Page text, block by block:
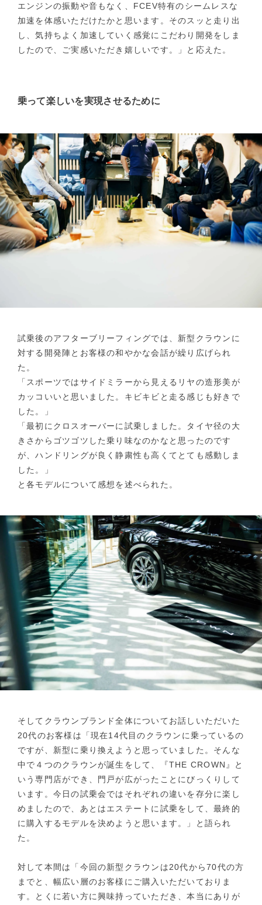
エンジンの振動や音もなく、FCEV特有のシームレスな
加速を体感いただけたかと思います。そのスッと走り出
し、気持ちよく加速していく感覚にこだわり開発をしま
したので、ご実感いただき嬉しいです。」と応えた。
乗って楽しいを実現させるために
試乗後のアフターブリーフィングでは、新型クラウンに
対する開発陣とお客様の和やかな会話が繰り広げられ
た。
「スポーツではサイドミラーから見えるリヤの造形美が
カッコいいと思いました。キビキビと走る感じも好きで
した。」
「最初にクロスオーバーに試乗しました。タイヤ径の大
きさからゴツゴツした乗り味なのかなと思ったのです
が、ハンドリングが良く静粛性も高くてとても感動しま
した。」
と各モデルについて感想を述べられた。
そしてクラウンブランド全体についてお話しいただいた
20代のお客様は「現在14代目のクラウンに乗っているの
ですが、新型に乗り換えようと思っていました。そんな
中で４つのクラウンが誕生をして、『THE CROWN』と
いう専門店ができ、門戸が広がったことにびっくりして
います。今日の試乗会ではそれぞれの違いを存分に楽し
めましたので、あとはエステートに試乗をして、最終的
に購入するモデルを決めようと思います。」と語られ
た。
対して本間は「今回の新型クラウンは20代から70代の方
までと、幅広い層のお客様にご購入いただいておりま
す。とくに若い方に興味持っていただき、本当にありが